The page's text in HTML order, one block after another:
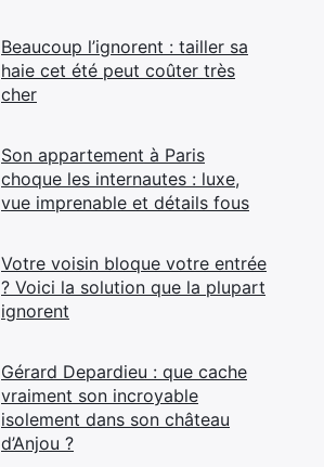
Beaucoup l’ignorent : tailler sa
haie cet été peut coûter très
cher
Son appartement à Paris
choque les internautes : luxe,
vue imprenable et détails fous
Votre voisin bloque votre entrée
? Voici la solution que la plupart
ignorent
Gérard Depardieu : que cache
vraiment son incroyable
isolement dans son château
d’Anjou ?